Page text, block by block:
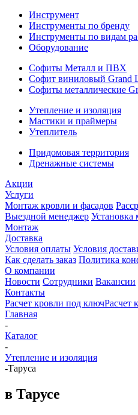
Инструмент
Инструменты по бренду
Инструменты по видам
Оборудование
Софиты Металл и ПВХ
Софит виниловый Grand
Софиты металлические
Утепление и изоляция
Мастики и праймеры
Утеплитель
Придомовая территория
Дренажные системы
Акции
Услуги
Монтаж кровли и фасадов
Выездной менеджер
Монтаж
Доставка
Условия оплаты Условия
Как сделать заказ Политика
О компании
Новости Сотрудники Вакансии
Контакты
Расчет кровли под ключРасчет
Главная
-
Каталог
-
Утепление и изоляция
-Таруса
в Тарусе